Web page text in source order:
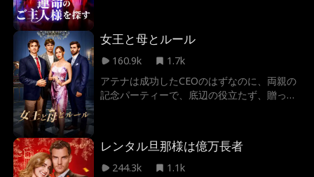
支配者探しを買って出る。だが、もし彼がそ
の運命の相手を見つけてしまったら――本当
女王と母とルール
160.9k
1.7k
アテナは成功したCEOのはずなのに、両親の
記念パーティーで、底辺の役立たず、贈った
レンタル旦那様は億万長者
244.3k
1.1k